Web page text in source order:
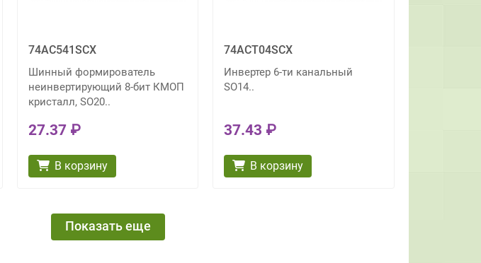
74AC541SCX
Шинный формирователь
неинвертирующий 8-бит КМОП
кристалл, SO20..
27.37 ₽
В корзину
74ACT04SCX
Инвертер 6-ти канальный
SO14..
37.43 ₽
В корзину
Показать еще